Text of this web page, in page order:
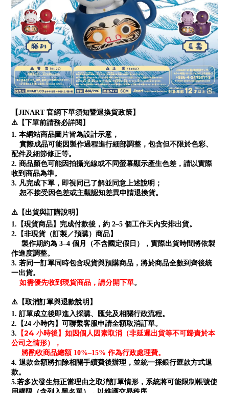
【JINART 官網下單須知暨退換貨政策】
⚠️【下單前請務必詳閱】
1. 本網站商品圖片皆為設計示意，
實際成品可能因製作過程進行細部調整，包含但不限於色彩、
配件及細節修正等。
2. 商品顏色可能因拍攝光線或不同螢幕顯示產生色差，請以實際
收到商品為準。
3. 凡完成下單，即視同已了解並同意上述說明；
恕不接受因色差或主觀認知差異申請退換貨。
⚠️【出貨與訂購說明】
1.【現貨商品】完成付款後，約 2–5 個工作天內安排出貨。
2.【非現貨（訂製／預購）商品】
製作期約為 3–4 個月（不含國定假日），實際出貨時間將依製
作進度調整。
3. 若同一訂單同時包含現貨與預購商品，將於商品全數到齊後統
一出貨。
如需優先收到現貨商品，請分開下單。
⚠️【取消訂單與退款說明】
1. 訂單成立後即進入採購、匯兌及相關行政流程。
2.【24 小時內】可聯繫客服申請全額取消訂單。
3.
【24 小時後】如因個人因素取消（非延遲出貨等不可歸責於本
公司之情形），
將酌收商品總額 10%–15% 作為行政處理費。
4. 退款金額將扣除相關手續費後辦理，並統一採銀行匯款方式退
款。
5.若多次發生無正當理由之取消訂單情形，系統將可能限制帳號使